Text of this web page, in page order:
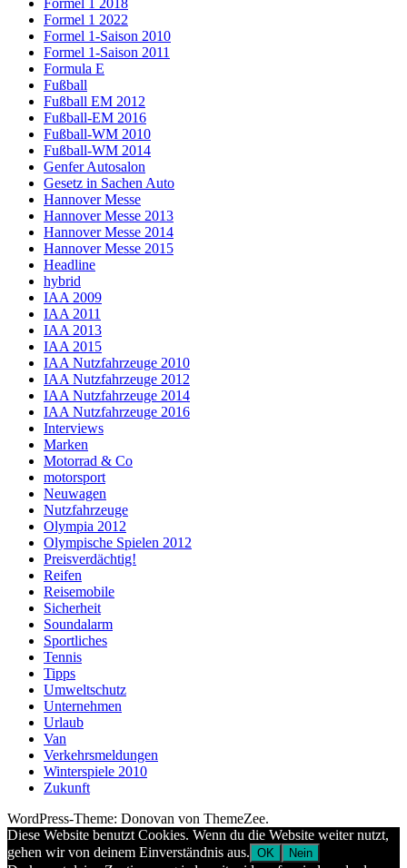
Formel 1 2022
Formel 1-Saison 2010
Formel 1-Saison 2011
Formula E
Fußball
Fußball EM 2012
Fußball-EM 2016
Fußball-WM 2010
Fußball-WM 2014
Genfer Autosalon
Gesetz in Sachen Auto
Hannover Messe
Hannover Messe 2013
Hannover Messe 2014
Hannover Messe 2015
Headline
hybrid
IAA 2009
IAA 2011
IAA 2013
IAA 2015
IAA Nutzfahrzeuge 2010
IAA Nutzfahrzeuge 2012
IAA Nutzfahrzeuge 2014
IAA Nutzfahrzeuge 2016
Interviews
Marken
Motorrad & Co
motorsport
Neuwagen
Nutzfahrzeuge
Olympia 2012
Olympische Spielen 2012
Preisverdächtig!
Reifen
Reisemobile
Sicherheit
Soundalarm
Sportliches
Tennis
Tipps
Umweltschutz
Unternehmen
Urlaub
Van
Verkehrsmeldungen
Winterspiele 2010
Zukunft
WordPress-Theme: Donovan von ThemeZee.
Diese Website benutzt Cookies. Wenn du die Website weiter nutzt,
gehen wir von deinem Einverständnis aus. OK Nein